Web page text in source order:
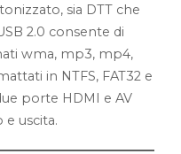
sia DTT che
2.0 consente di
wma, mp3, mp4,
in NTFS, FAT32 e
porte HDMI e AV
e uscita.